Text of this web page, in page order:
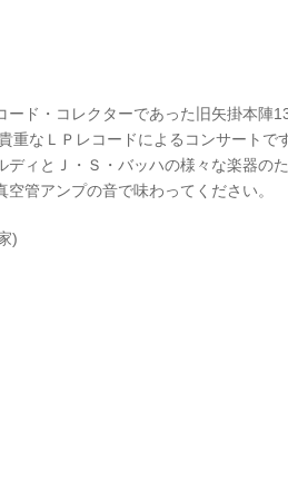
ド・コレクターであった旧矢掛本陣
重なＬＰレコードによるコンサートで
ィとＪ・Ｓ・バッハの様々な楽器の
管アンプの音で味わってください。
)